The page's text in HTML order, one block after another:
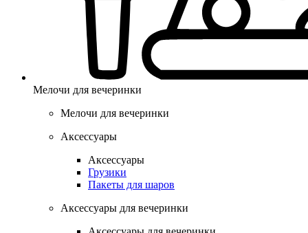
Мелочи для вечеринки
Мелочи для вечеринки
Аксессуары
Аксессуары
Грузики
Пакеты для шаров
Аксессуары для вечеринки